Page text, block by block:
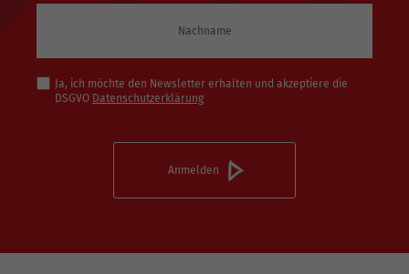
Ja, ich möchte den Newsletter erhalten und akzeptiere die
DSGVO Datenschutzerklärung